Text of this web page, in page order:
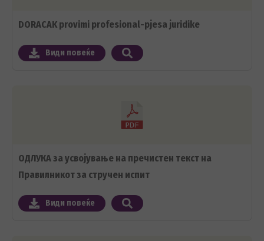
DORACAK provimi profesional-pjesa juridike
Види повеќе
ОДЛУКА за усвојување на пречистен текст на
Правилникот за стручен испит
Види повеќе